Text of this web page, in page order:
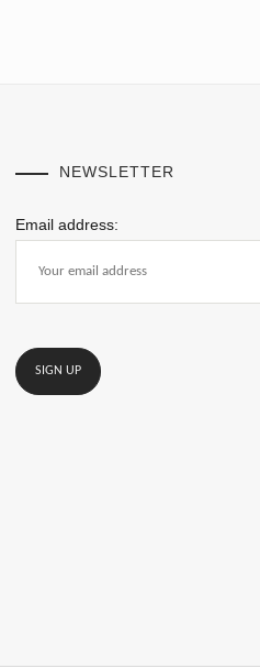
NEWSLETTER
Email address: